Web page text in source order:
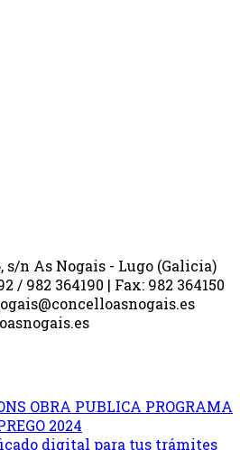
s/n As Nogais - Lugo (Galicia)
/ 982 364190 | Fax: 982 364150
OBRA PUBLICA PROGRAMA
2024
digital para tus trámites